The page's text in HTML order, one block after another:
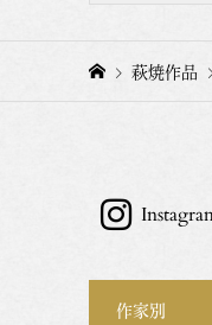
1942年
出生
山口県美術
萩焼作品
作家別